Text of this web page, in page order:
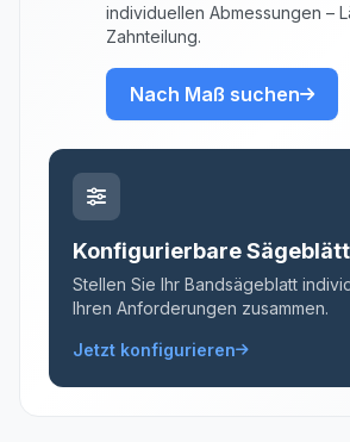
individuellen Abmessungen –
Zahnteilung.
Nach Maß suchen
Konfigurierbare
Stellen Sie Ihr Bandsägeblatt
Ihren Anforderungen zusammen.
Jetzt konfigurieren